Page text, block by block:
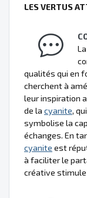
LES VERTUS
La
qualités qui en
cherchent à
leur inspiration
de la cyanite,
symbolise la
échanges. En
cyanite est
à faciliter le
créative